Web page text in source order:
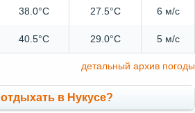
38.0°C 27.5°C 6 м/с
40.5°C 29.0°C 5 м/с
детальный архив погоды
отдыхать в Нукусе?